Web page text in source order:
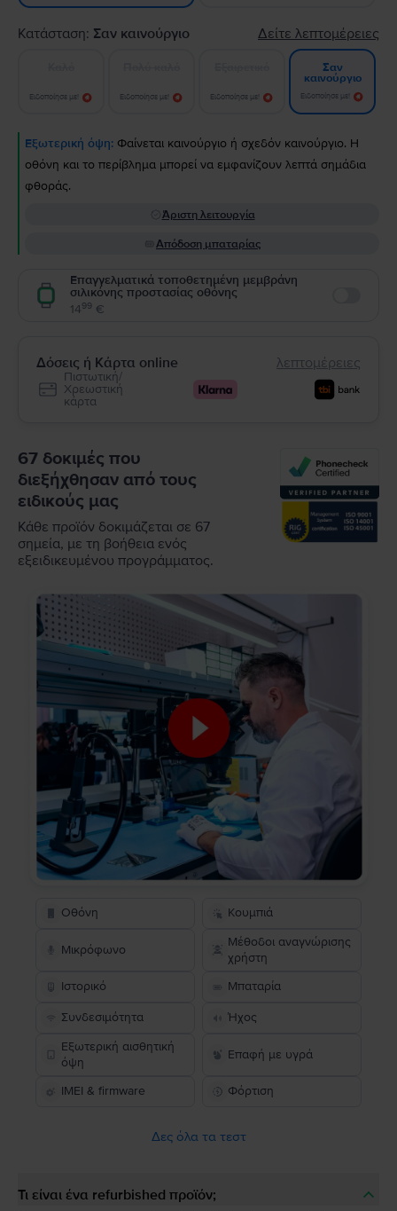
Κατάσταση: Σαν καινούργιο Δείτε λεπτομέρειες
Ειδοποίησε με! Ειδοποίησε με! Ειδοποίησε με!
Σαν
καινούργιο
Ειδοποίησε με!
Εξωτερική όψη: Φαίνεται καινούργιο ή σχεδόν καινούργιο. Η
οθόνη και το περίβλημα μπορεί να εμφανίζουν λεπτά σημάδια
φθοράς.
Άριστη λειτουργία
Απόδοση μπαταρίας
Επαγγελματικά τοποθετημένη μεμβράνη
σιλικόνης προστασίας οθόνης
1499 €
Δόσεις ή Κάρτα online λεπτομέρειες
Πιστωτική/
Χρεωστική
κάρτα
67 δοκιμές που
διεξήχθησαν από τους
ειδικούς μας
Κάθε προϊόν δοκιμάζεται σε 67
σημεία, με τη βοήθεια ενός
εξειδικευμένου προγράμματος.
Οθόνη Κουμπιά
Μικρόφωνο
Μέθοδοι αναγνώρισης
χρήστη
Ιστορικό
Μπαταρία
Συνδεσιμότητα
Ήχος
Εξωτερική αισθητική
όψη
Επαφή με υγρά
IMEI & firmware Φόρτιση
Δες όλα τα τεστ
Τι είναι ένα refurbished προϊόν;